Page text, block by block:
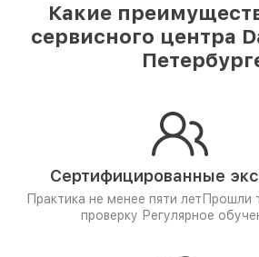
Какие
сервисного центра
Сертифицированные
Практика не менее пяти лет Прошли
проверку Регулярное